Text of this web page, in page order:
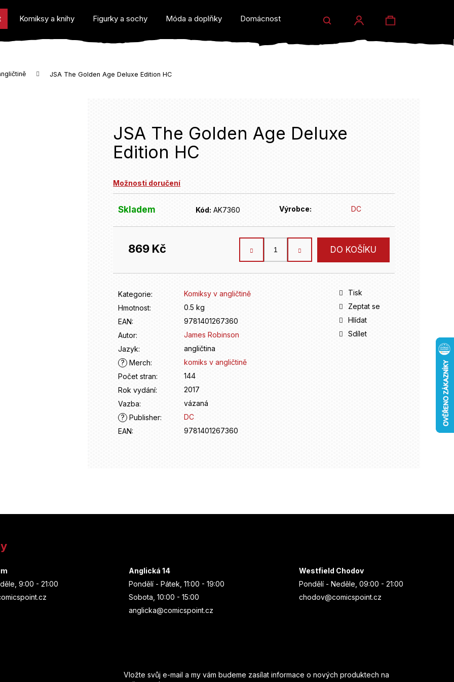
Komiksy a knihy Figurky a sochy Móda a doplňky Domácnost a dárky Prodejny Eventy
Hledat
Přihlášení
Nákupní
JSA The Golden Age Deluxe Edition HC
JSA The Golden Age Deluxe
Edition HC
Možnosti doručení
Skladem Kód: AK7360 Výrobce: DC
869 Kč
Měrná
DO KOŠÍKU
Kategorie:
Komiksy v angličtině
Hmotnost:
0.5 kg
EAN:
9781401267360
Autor:
James Robinson
Jazyk:
angličtina
? Merch:
komiks v angličtině
Počet stran:
144
Rok vydání:
2017
Vazba:
vázaná
? Publisher:
DC
EAN: 9781401267360
Tisk
Zeptat se
Hlídat
Sdílet
9:00 - 21:00
Anglická 14
Pondělí - Pátek, 11:00 - 19:00
Sobota, 10:00 - 15:00
anglicka@comicspoint.cz
Westfield Chodov
Pondělí - Neděle, 09:00 - 21:00
chodov@comicspoint.cz
Vložte svůj e-mail a my vám budeme zasílat informace o nových produktech na